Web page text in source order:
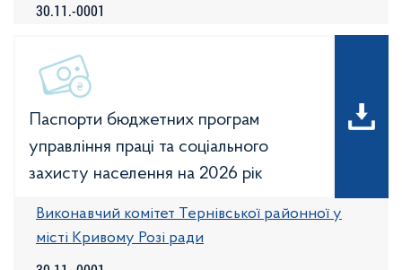
30.11.-0001
Паспорти бюджетних програм
управління праці та соціального
захисту населення на 2026 рік
Виконавчий комітет Тернівської районної у
місті Кривому Розі ради